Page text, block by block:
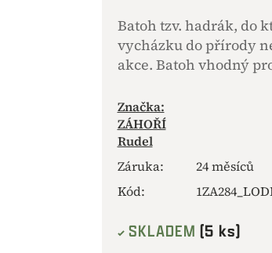
Batoh tzv. hadrák, do
vycházku do přírody
akce. Batoh vhodný
Značka:
ZÁHOŘÍ
Rudel
Záruka:
24 měsíců
Kód:
SKLADEM (5 ks)